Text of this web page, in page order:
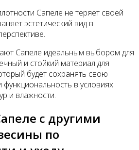
Сапеле не теряет своей
эстетический вид в
Сапеле идеальным выбором для
и стойкий материал для
будет сохранять свою
функциональность в условиях
и влажности.
с другими
по